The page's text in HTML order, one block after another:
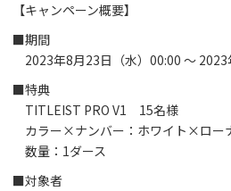
【キャンペーン概要】
■期間
2023年8月23日（水）00:00 ～
■特典
TITLEIST PRO V1 15名様
カラー×ナンバー：ホワイト×ロー
数量：1ダース
■対象者